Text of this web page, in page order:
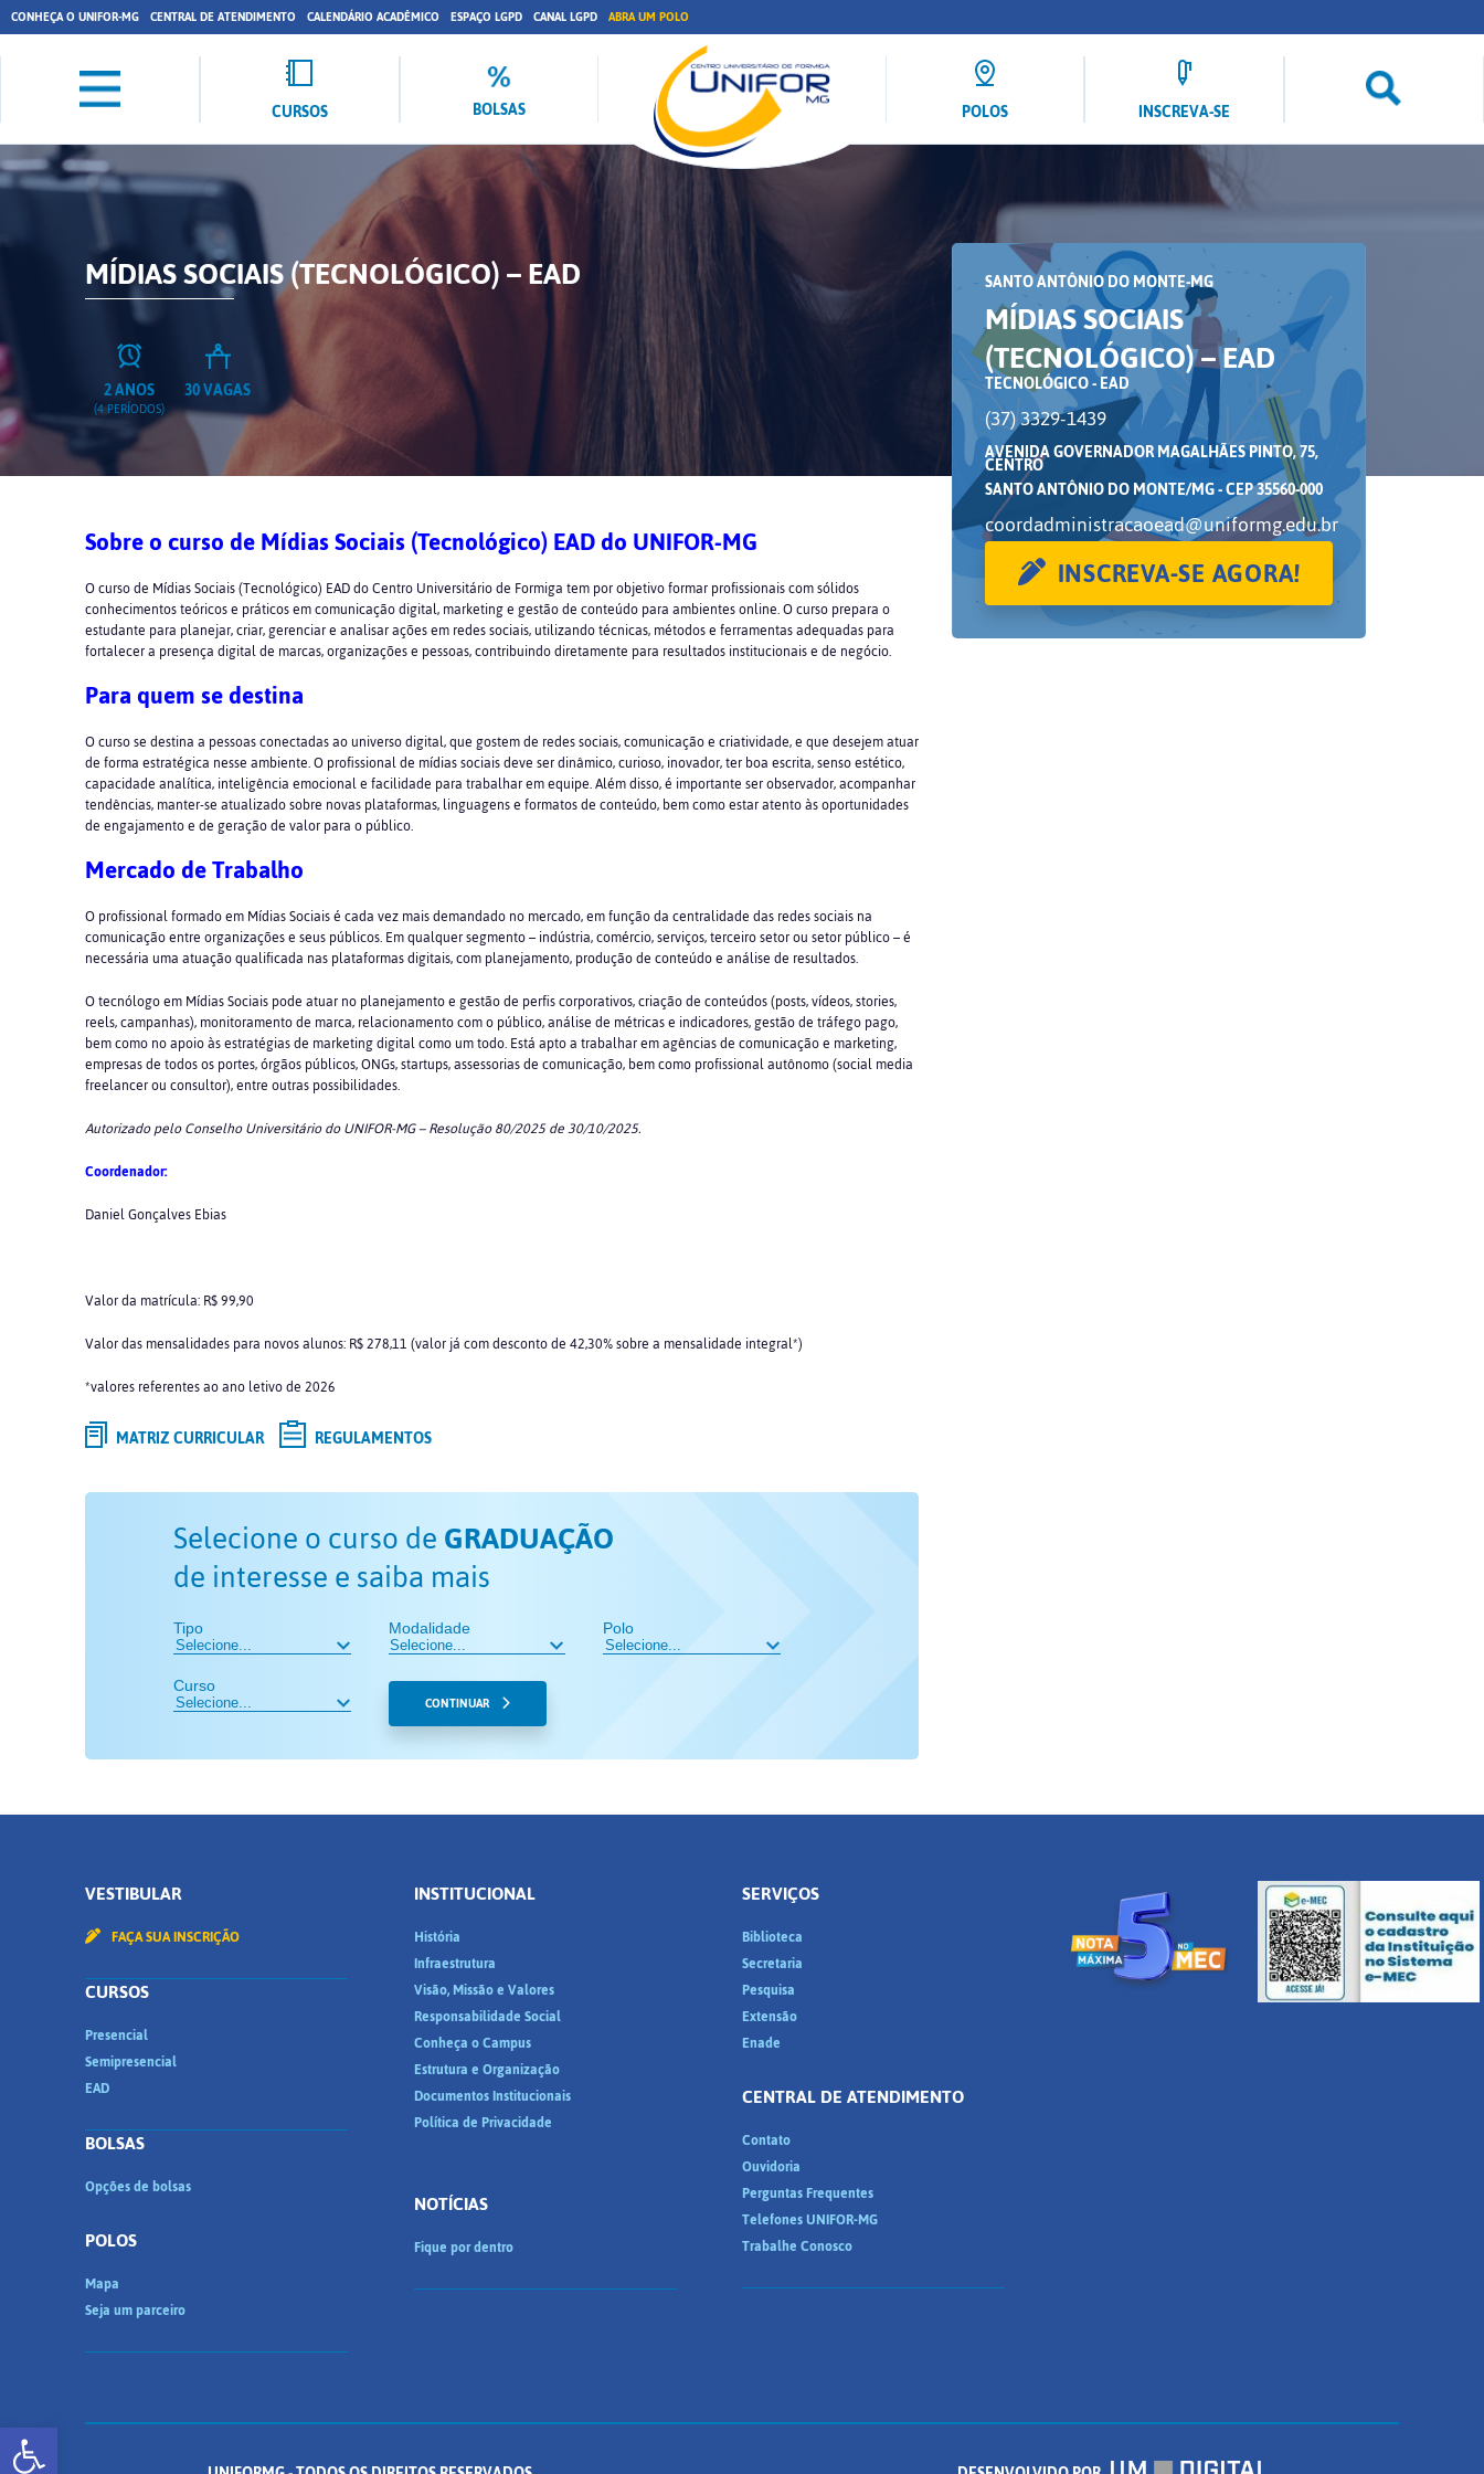
Abrir a barra de ferramentas
CONHEÇA O UNIFOR-MG CENTRAL DE ATENDIMENTO CALENDÁRIO ACADÊMICO ESPAÇO LGPD CANAL LGPD ABRA UM POLO
CURSOS BOLSAS POLOS INSCREVA-SE
MÍDIAS SOCIAIS (TECNOLÓGICO) – EAD
2 ANOS
(4 PERÍODOS)
30 VAGAS
Sobre o curso de Mídias Sociais (Tecnológico) EAD do UNIFOR-MG
O curso de Mídias Sociais (Tecnológico) EAD do Centro Universitário de Formiga tem por objetivo formar profissionais com sólidos
conhecimentos teóricos e práticos em comunicação digital, marketing e gestão de conteúdo para ambientes online. O curso prepara o
estudante para planejar, criar, gerenciar e analisar ações em redes sociais, utilizando técnicas, métodos e ferramentas adequadas para
fortalecer a presença digital de marcas, organizações e pessoas, contribuindo diretamente para resultados institucionais e de negócio.
Para quem se destina
O curso se destina a pessoas conectadas ao universo digital, que gostem de redes sociais, comunicação e criatividade, e que desejem atuar
de forma estratégica nesse ambiente. O profissional de mídias sociais deve ser dinâmico, curioso, inovador, ter boa escrita, senso estético,
capacidade analítica, inteligência emocional e facilidade para trabalhar em equipe. Além disso, é importante ser observador, acompanhar
tendências, manter-se atualizado sobre novas plataformas, linguagens e formatos de conteúdo, bem como estar atento às oportunidades
de engajamento e de geração de valor para o público.
Mercado de Trabalho
O profissional formado em Mídias Sociais é cada vez mais demandado no mercado, em função da centralidade das redes sociais na
comunicação entre organizações e seus públicos. Em qualquer segmento – indústria, comércio, serviços, terceiro setor ou setor público – é
necessária uma atuação qualificada nas plataformas digitais, com planejamento, produção de conteúdo e análise de resultados.
O tecnólogo em Mídias Sociais pode atuar no planejamento e gestão de perfis corporativos, criação de conteúdos (posts, vídeos, stories,
reels, campanhas), monitoramento de marca, relacionamento com o público, análise de métricas e indicadores, gestão de tráfego pago,
bem como no apoio às estratégias de marketing digital como um todo. Está apto a trabalhar em agências de comunicação e marketing,
empresas de todos os portes, órgãos públicos, ONGs, startups, assessorias de comunicação, bem como profissional autônomo (social media
freelancer ou consultor), entre outras possibilidades.
Autorizado pelo Conselho Universitário do UNIFOR-MG – Resolução 80/2025 de 30/10/2025.
Coordenador:
Daniel Gonçalves Ebias
Valor da matrícula: R$ 99,90
Valor das mensalidades para novos alunos: R$ 278,11 (valor já com desconto de 42,30% sobre a mensalidade integral*)
*valores referentes ao ano letivo de 2026
MATRIZ CURRICULAR REGULAMENTOS
Selecione o curso deGRADUAÇÃO
de interesse e saiba mais
Tipo Modalidade Polo
Curso
CONTINUAR
SANTO ANTÔNIO DO MONTE-MG
MÍDIAS SOCIAIS
(TECNOLÓGICO) – EAD
TECNOLÓGICO - EAD
(37) 3329-1439
AVENIDA GOVERNADOR MAGALHÃES PINTO, 75,
CENTRO
SANTO ANTÔNIO DO MONTE/MG - CEP 35560-000
coordadministracaoead@uniformg.edu.br
INSCREVA-SE AGORA!
VESTIBULAR
FAÇA SUA INSCRIÇÃO
CURSOS
Presencial
Semipresencial
EAD
BOLSAS
Opções de bolsas
POLOS
Mapa
Seja um parceiro
INSTITUCIONAL
História
Infraestrutura
Visão, Missão e Valores
Responsabilidade Social
Conheça o Campus
Estrutura e Organização
Documentos Institucionais
Política de Privacidade
NOTÍCIAS
Fique por dentro
SERVIÇOS
Biblioteca
Secretaria
Pesquisa
Extensão
Enade
CENTRAL DE ATENDIMENTO
Contato
Ouvidoria
Perguntas Frequentes
Telefones UNIFOR-MG
Trabalhe Conosco